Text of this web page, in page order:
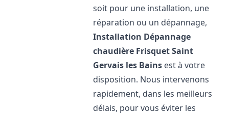
soit pour une installation, une
réparation ou un dépannage,
Installation Dépannage
chaudière FrisquetSaint
Gervais les Bains est à votre
disposition. Nous intervenons
rapidement, dans les meilleurs
délais, pour vous éviter les